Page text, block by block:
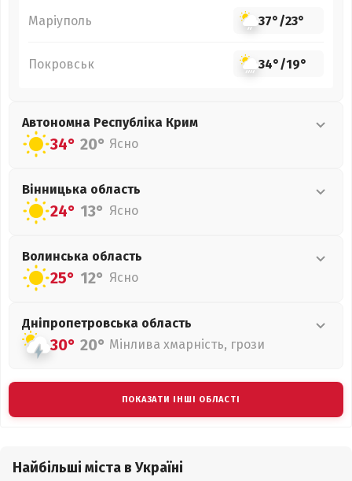
Маріуполь 37°/23°
Покровськ 34°/19°
Автономна Республіка Крим
34° 20° Ясно
Вінницька область
24° 13° Ясно
Волинська область
25° 12° Ясно
Дніпропетровська область
30° 20° Мінлива хмарність, грози
ПОКАЗАТИ ІНШІ ОБЛАСТІ
Найбільші міста в Україні